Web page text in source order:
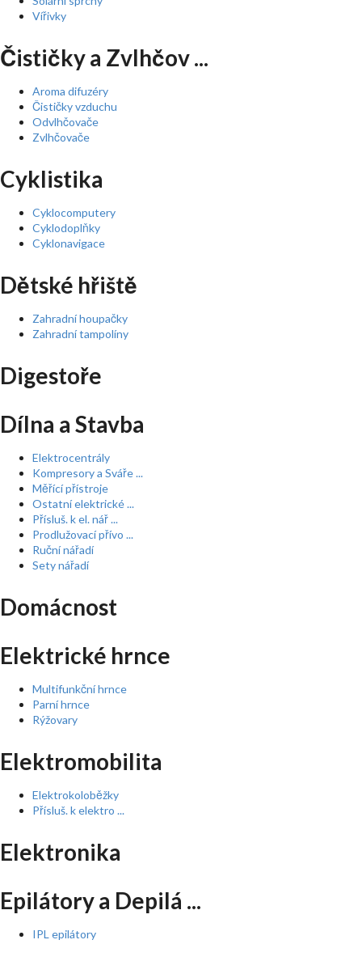
Vířivky
Čističky a Zvlhčov ...
Aroma difuzéry
Čističky vzduchu
Odvlhčovače
Zvlhčovače
Cyklistika
Cyklocomputery
Cyklodoplňky
Cyklonavigace
Dětské hřiště
Zahradní houpačky
Zahradní tampolíny
Digestoře
Dílna a Stavba
Elektrocentrály
Kompresory a Sváře ...
Měřící přístroje
Ostatní elektrické ...
Přísluš. k el. nář ...
Prodlužovací přívo ...
Ruční nářadí
Sety nářadí
Domácnost
Elektrické hrnce
Multifunkční hrnce
Parní hrnce
Rýžovary
Elektromobilita
Elektrokoloběžky
Přísluš. k elektro ...
Elektronika
Epilátory a Depilá ...
IPL epilátory